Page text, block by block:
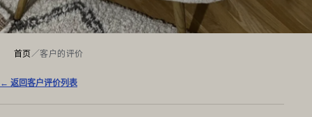
首页／客户的评价
← 返回客户评价列表